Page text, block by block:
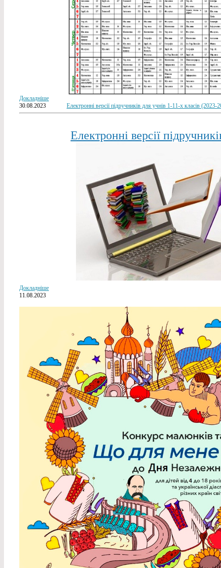
Докладніше
30.08.2023
Електронні версії підручників для учнів 1-11-х класів (2023-
Електронні версії
Докладніше
11.08.2023